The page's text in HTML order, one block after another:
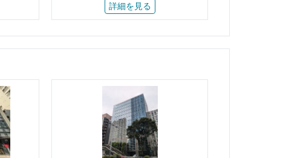
詳細を見る